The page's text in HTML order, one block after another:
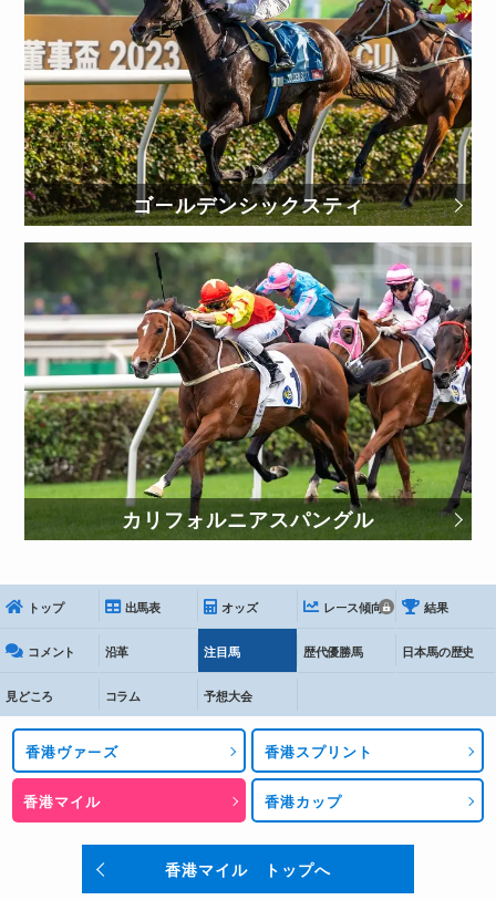
ゴールデンシックスティ
カリフォルニアスパングル
トップ 出馬表 オッズ レース傾向 結果
コメント 沿革 注目馬 歴代優勝馬 日本馬の歴史
見どころ コラム 予想大会
香港ヴァーズ 香港スプリント
香港マイル 香港カップ
香港マイル トップへ